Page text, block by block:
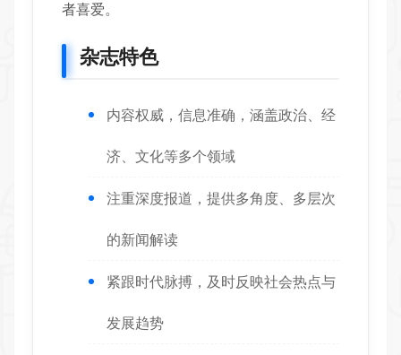
者喜爱。
杂志特色
内容权威，信息准确，涵盖政治、经
济、文化等多个领域
注重深度报道，提供多角度、多层次
的新闻解读
紧跟时代脉搏，及时反映社会热点与
发展趋势